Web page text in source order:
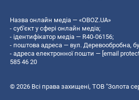
Назва онлайн медіа — «OBOZ.UA»
- суб'єкт у сфері онлайн медіа;
- ідентифікатор медіа — R40-06156;
- поштова адреса — вул. Деревообробна,
- адреса електронної пошти — [email
585 46 20
© 2026 Всі права захищені, ТОВ "Золота